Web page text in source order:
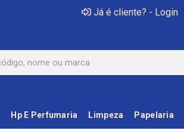
Já é cliente? - Login
Hp E Perfumaria Limpeza Papelaria